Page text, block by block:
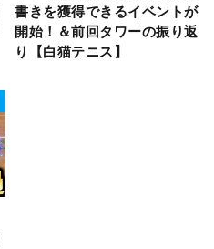
書きを獲得できるイベントが
開始！＆前回タワーの振り返
り【白猫テニス】